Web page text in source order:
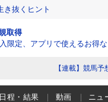
抜くヒント
取得
限定、アプリで使えるお得
【連載】競馬
日程・結果 動画 ニュ